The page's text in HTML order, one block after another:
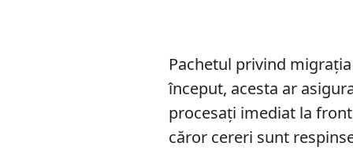
Pachetul privind
început, acesta ar
procesați imediat la
căror cereri sunt